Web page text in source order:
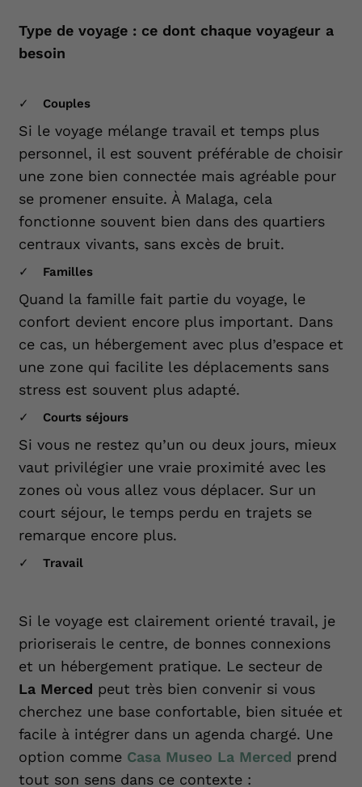
Type de voyage : ce dont chaque voyageur a
besoin
Couples
Si le voyage mélange travail et temps plus
personnel, il est souvent préférable de choisir
une zone bien connectée mais agréable pour
se promener ensuite. À Malaga, cela
fonctionne souvent bien dans des quartiers
centraux vivants, sans excès de bruit.
Familles
Quand la famille fait partie du voyage, le
confort devient encore plus important. Dans
ce cas, un hébergement avec plus d’espace et
une zone qui facilite les déplacements sans
stress est souvent plus adapté.
Courts séjours
Si vous ne restez qu’un ou deux jours, mieux
vaut privilégier une vraie proximité avec les
zones où vous allez vous déplacer. Sur un
court séjour, le temps perdu en trajets se
remarque encore plus.
Travail
Si le voyage est clairement orienté travail, je
prioriserais le centre, de bonnes connexions
et un hébergement pratique. Le secteur de
La Merced peut très bien convenir si vous
cherchez une base confortable, bien située et
facile à intégrer dans un agenda chargé. Une
option comme Casa Museo La Merced prend
tout son sens dans ce contexte :